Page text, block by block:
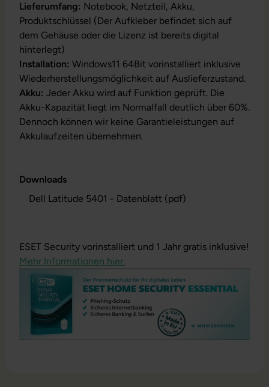
Lieferumfang: Notebook, Netzteil, Akku,
Produktschlüssel (Der Aufkleber befindet sich auf
dem Gehäuse oder die Lizenz ist bereits digital
hinterlegt)
Installation: Windows11 64Bit vorinstalliert inklusive
Wiederherstellungsmöglichkeit auf Auslieferzustand.
Akku: Jeder Akku wird auf Funktion geprüft. Die
Akku-Kapazität liegt im Normalfall deutlich über 60%.
Dennoch können wir keine Garantieleistungen auf
Akkulaufzeiten übernehmen.
Downloads
Dell Latitude 5401 - Datenblatt (pdf)
ESET Security vorinstalliert und 1 Jahr gratis inklusive!
Mehr Informationen hier.